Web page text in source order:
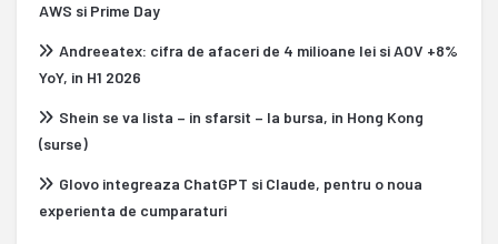
AWS si Prime Day
Andreeatex: cifra de afaceri de 4 milioane lei si AOV +8%
YoY, in H1 2026
Shein se va lista – in sfarsit – la bursa, in Hong Kong
(surse)
Glovo integreaza ChatGPT si Claude, pentru o noua
experienta de cumparaturi